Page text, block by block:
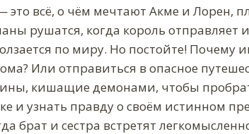
всё, о чём мечтают Акме и Лорен,
рушатся, когда король отправляет
по миру. Но постойте! Почему
Или отправиться в опасное
кишащие демонами, чтобы
и узнать правду о своём истинном
брат и сестра встретят